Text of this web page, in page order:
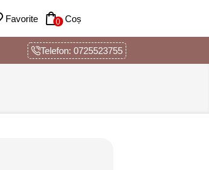
Favorite 0 Coș
Telefon: 0725523755